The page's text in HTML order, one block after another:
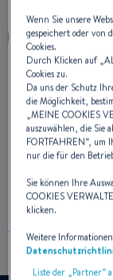
DAS
Wenn Sie unsere
gespeichert oder von
Cookies.
Durch Klicken auf „
Cookies zu.
Da uns der Schutz
die Möglichkeit,
„MEINE COOKIES
auszuwählen, die Sie
FORTFAHREN“, um
nur die für den
Sie können Ihre
COOKIES
klicken.
Weitere
Liste der „Partner“